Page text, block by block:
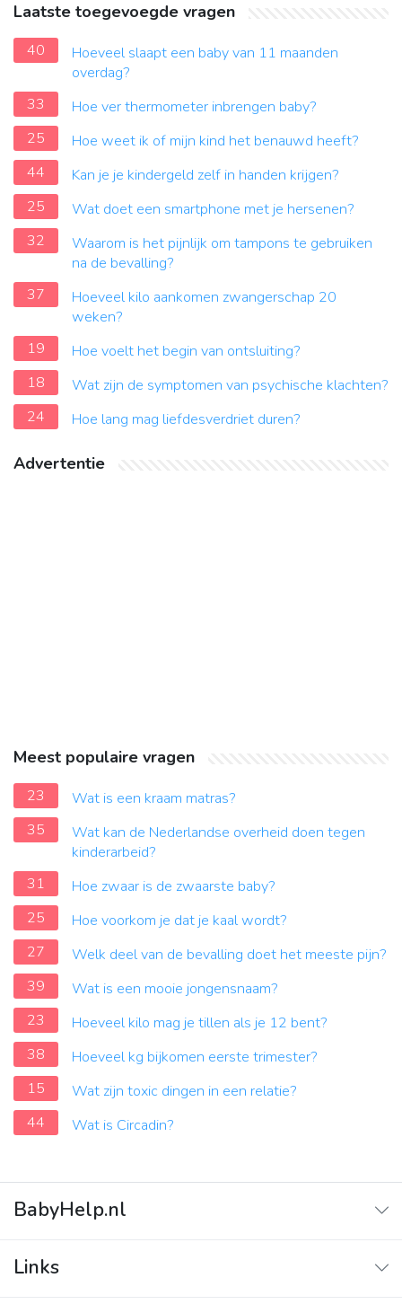
Laatste toegevoegde vragen
40
Hoeveel slaapt een baby van 11 maanden
overdag?
33
Hoe ver thermometer inbrengen baby?
25
Hoe weet ik of mijn kind het benauwd heeft?
44
Kan je je kindergeld zelf in handen krijgen?
25
Wat doet een smartphone met je hersenen?
32
Waarom is het pijnlijk om tampons te gebruiken
na de bevalling?
37
Hoeveel kilo aankomen zwangerschap 20
weken?
19
Hoe voelt het begin van ontsluiting?
18
Wat zijn de symptomen van psychische klachten?
24
Hoe lang mag liefdesverdriet duren?
Advertentie
Meest populaire vragen
23
Wat is een kraam matras?
35
Wat kan de Nederlandse overheid doen tegen
kinderarbeid?
31
Hoe zwaar is de zwaarste baby?
25
Hoe voorkom je dat je kaal wordt?
27
Welk deel van de bevalling doet het meeste pijn?
39
Wat is een mooie jongensnaam?
23
Hoeveel kilo mag je tillen als je 12 bent?
38
Hoeveel kg bijkomen eerste trimester?
15
Wat zijn toxic dingen in een relatie?
44
Wat is Circadin?
BabyHelp.nl
Vraag & Antwoord
Links